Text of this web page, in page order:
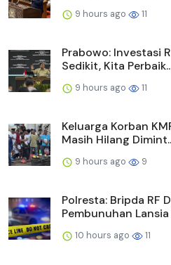
9 hours ago 11
Prabowo: Investasi
Sedikit, Kita
9 hours ago 11
Keluarga Korban
Masih Hilang
9 hours ago 9
Polresta: Bripda RF
Pembunuhan Lansia
10 hours ago 11